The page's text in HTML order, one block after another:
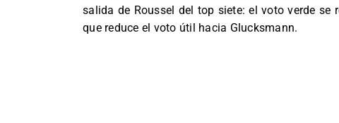
salida de Roussel del top siete: el voto verde
que reduce el voto útil hacia Glucksmann.